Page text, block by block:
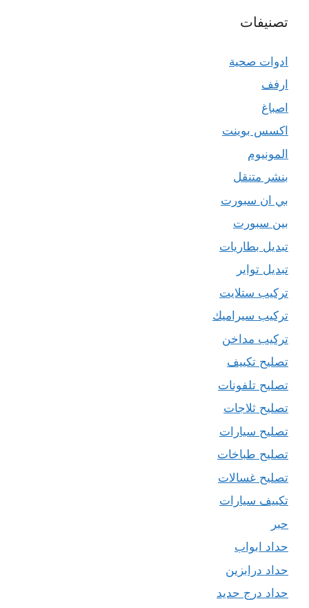
تصنيفات
ادوات صحية
ارفف
اصباغ
اكسس بوينت
المونيوم
بنشر متنقل
بي ان سبورت
بين سبورت
تبديل بطاريات
تبديل تواير
تركيب ستلايت
تركيب سيراميك
تركيب مداخن
تصليح تكييف
تصليح تلفونات
تصليح ثلاجات
تصليح سيارات
تصليح طباخات
تصليح غسالات
تكييف سيارات
حبر
حداد ابواب
حداد درابزين
حداد درج حديد